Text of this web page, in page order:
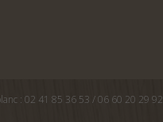
: 02 41 85 36 53 / 06 60 20 29 92